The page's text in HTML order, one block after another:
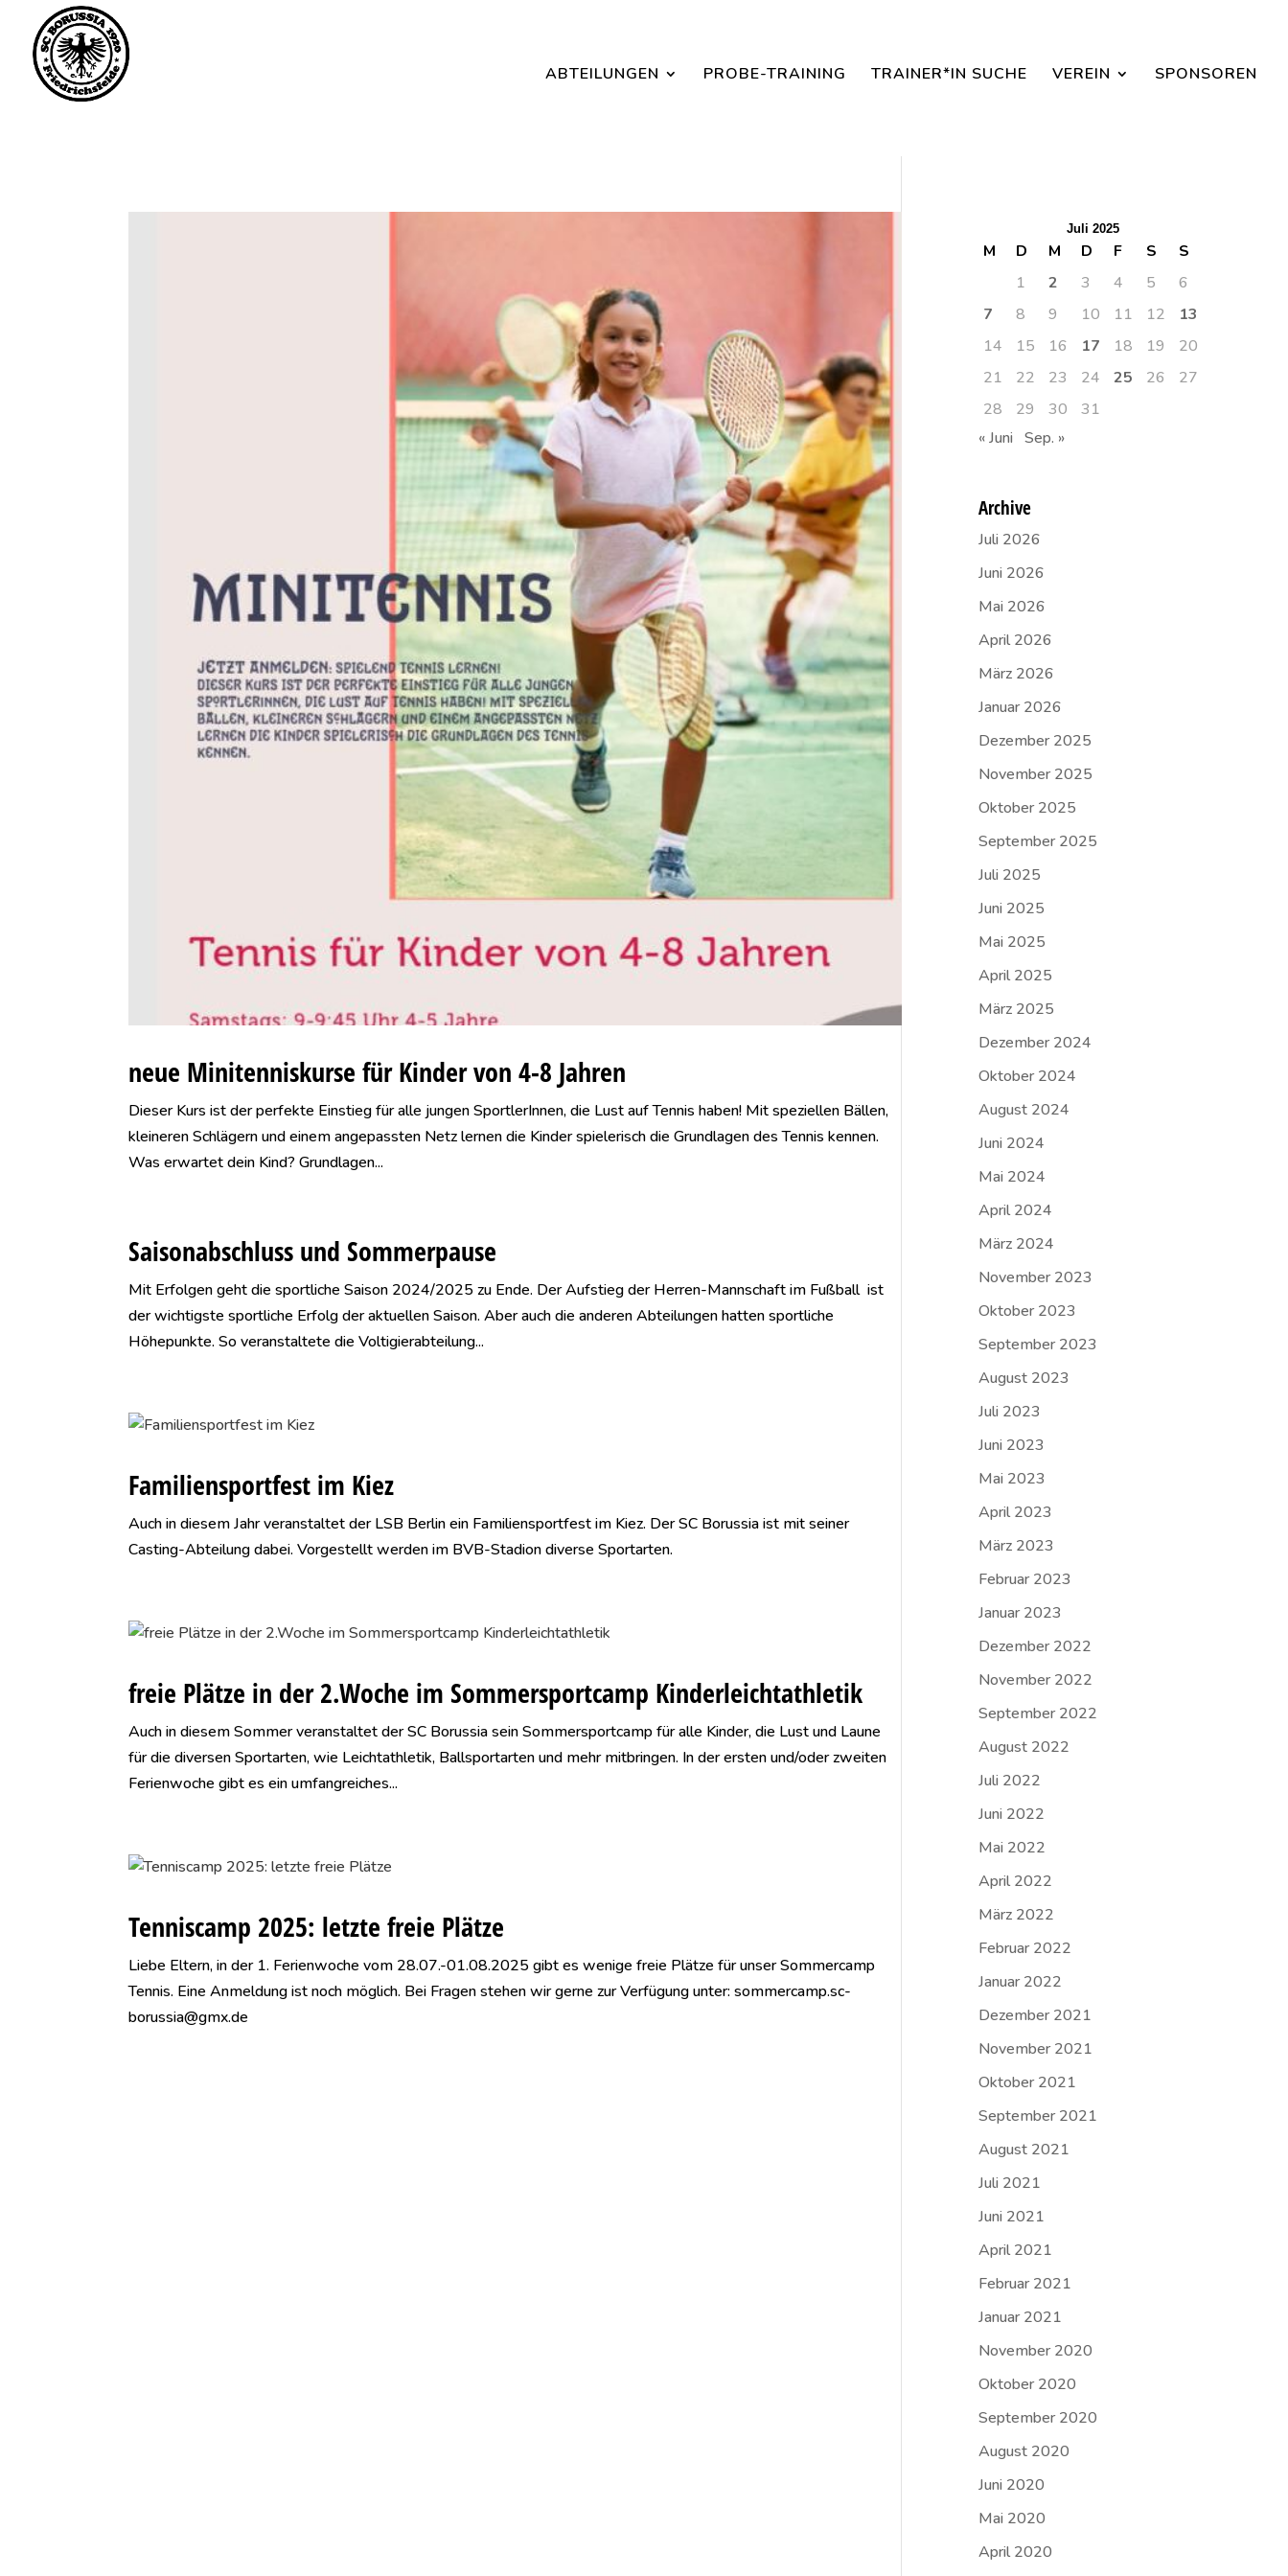
ABTEILUNGEN PROBE-TRAINING TRAINER*IN SUCHE VEREIN SPONSOREN
neue Minitenniskurse für Kinder von 4-8 Jahren
Dieser Kurs ist der perfekte Einstieg für alle jungen SportlerInnen, die Lust auf Tennis haben! Mit speziellen Bällen,
kleineren Schlägern und einem angepassten Netz lernen die Kinder spielerisch die Grundlagen des Tennis kennen.
Was erwartet dein Kind? Grundlagen...
Saisonabschluss und Sommerpause
Mit Erfolgen geht die sportliche Saison 2024/2025 zu Ende. Der Aufstieg der Herren-Mannschaft im Fußball ist
der wichtigste sportliche Erfolg der aktuellen Saison. Aber auch die anderen Abteilungen hatten sportliche
Höhepunkte. So veranstaltete die Voltigierabteilung...
Familiensportfest im Kiez
Auch in diesem Jahr veranstaltet der LSB Berlin ein Familiensportfest im Kiez. Der SC Borussia ist mit seiner
Casting-Abteilung dabei. Vorgestellt werden im BVB-Stadion diverse Sportarten.
freie Plätze in der 2.Woche im Sommersportcamp Kinderleichtathletik
Auch in diesem Sommer veranstaltet der SC Borussia sein Sommersportcamp für alle Kinder, die Lust und Laune
für die diversen Sportarten, wie Leichtathletik, Ballsportarten und mehr mitbringen. In der ersten und/oder zweiten
Ferienwoche gibt es ein umfangreiches...
Tenniscamp 2025: letzte freie Plätze
Liebe Eltern, in der 1. Ferienwoche vom 28.07.-01.08.2025 gibt es wenige freie Plätze für unser Sommercamp
Tennis. Eine Anmeldung ist noch möglich. Bei Fragen stehen wir gerne zur Verfügung unter: sommercamp.sc-
borussia@gmx.de
Juli 2025
M D M D F S
S
1
2 3 4 5
6
7
8 9 10 11 12
13
14
15 16 17 18 19
20
21
22 23 24 25 26
27
28
29 30
31
« Juni Sep. »
Archive
Juli 2026
Juni 2026
Mai 2026
April 2026
März 2026
Januar 2026
Dezember 2025
November 2025
Oktober 2025
September 2025
Juli 2025
Juni 2025
Mai 2025
April 2025
März 2025
Dezember 2024
Oktober 2024
August 2024
Juni 2024
Mai 2024
April 2024
März 2024
November 2023
Oktober 2023
September 2023
August 2023
Juli 2023
Juni 2023
Mai 2023
April 2023
März 2023
Februar 2023
Januar 2023
Dezember 2022
November 2022
September 2022
August 2022
Juli 2022
Juni 2022
Mai 2022
April 2022
März 2022
Februar 2022
Januar 2022
Dezember 2021
November 2021
Oktober 2021
September 2021
August 2021
Juli 2021
Juni 2021
April 2021
Februar 2021
Januar 2021
November 2020
Oktober 2020
September 2020
August 2020
Juni 2020
Mai 2020
April 2020